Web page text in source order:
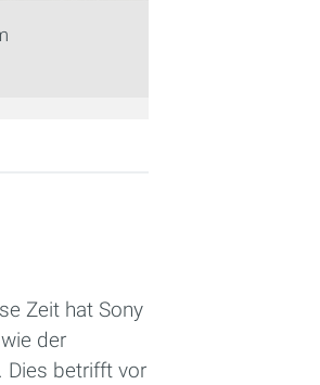
Zeit hat Sony
der
Dies betrifft vor